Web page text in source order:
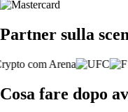
Partner sulla
Cosa fare dopo